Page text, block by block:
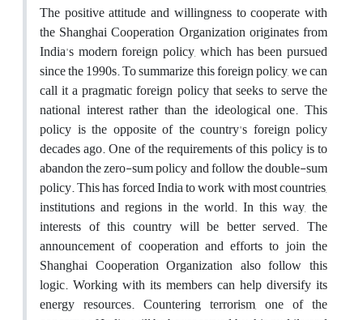
The positive attitude and willingness to cooperate with
the Shanghai Cooperation Organization originates from
India's modern foreign policy, which has been pursued
since the 1990s. To summarize this foreign policy, we can
call it a pragmatic foreign policy that seeks to serve the
national interest rather than the ideological one. This
policy is the opposite of the country's foreign policy
decades ago. One of the requirements of this policy is to
abandon the zero-sum policy and follow the double-sum
policy. This has forced India to work with most countries,
institutions and regions in the world. In this way, the
interests of this country will be better served. The
announcement of cooperation and efforts to join the
Shanghai Cooperation Organization also follow this
logic. Working with its members can help diversify its
energy resources. Countering terrorism, one of the